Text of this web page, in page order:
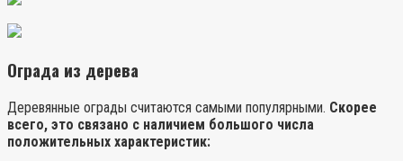
Ограда из дерева
Деревянные ограды считаются самыми популярными. Скорее
всего, это связано с наличием большого числа
положительных характеристик: